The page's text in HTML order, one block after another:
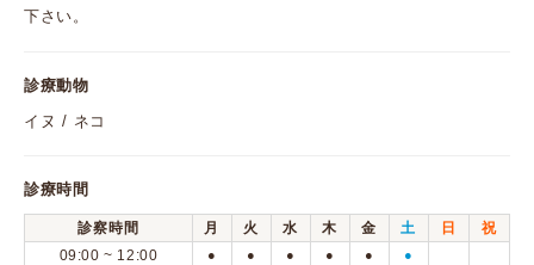
下さい。
診療動物
イヌ / ネコ
診療時間
診察時間 月 火 水 木 金 土 日
祝
09:00 ~ 12:00
● ● ● ● ● ●